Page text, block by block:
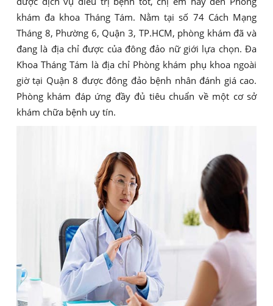
khám đa khoa Tháng Tám. Nằm tại số 74 Cách Mạng
Tháng 8, Phường 6, Quận 3, TP.HCM, phòng khám đã và
đang là địa chỉ được của đông đảo nữ giới lựa chọn. Đa
Khoa Tháng Tám là địa chỉ Phòng khám phụ khoa ngoài
giờ tại Quận 8 được đông đảo bệnh nhân đánh giá cao.
Phòng khám đáp ứng đầy đủ tiêu chuẩn về một cơ sở
khám chữa bệnh uy tín.